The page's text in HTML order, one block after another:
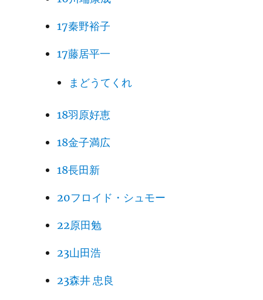
17秦野裕子
17藤居平一
まどうてくれ
18羽原好恵
18金子満広
18長田新
20フロイド・シュモー
22原田勉
23山田浩
23森井 忠良